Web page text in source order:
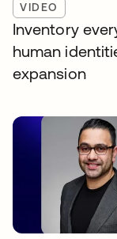
VIDEO
Inventory
human
expansion